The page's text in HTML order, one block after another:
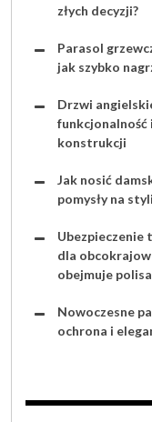
złych decyzji?
Parasol
jak szybko
Drzwi
konstrukcji
Jak nosić
pomysły na
dla
obejmuje
Nowoczesne
ochrona i